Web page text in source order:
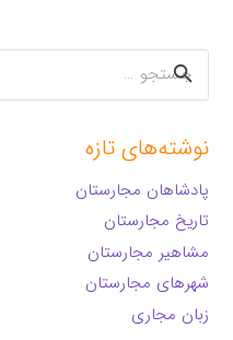
جستجو
برای:
نوشته‌های تازه
پادشاهان مجارستان
تاریخ مجارستان
مشاهیر مجارستان
شهرهای مجارستان
زبان مجاری